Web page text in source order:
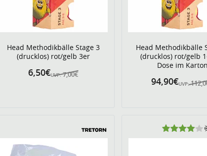
Head Methodikbälle Stage 3
(drucklos) rot/gelb 3er
UVP: 7,00€
6,50€
Head Methodikbälle
(drucklos) rot/gelb
Dose im
UVP:
94,90€